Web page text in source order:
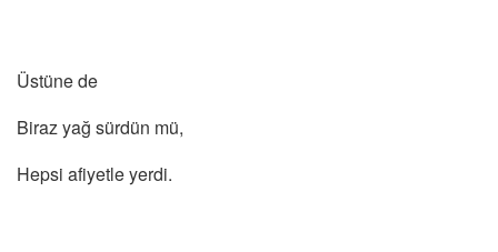
Üstüne de
Biraz yağ sürdün mü,
Hepsi afiyetle yerdi.